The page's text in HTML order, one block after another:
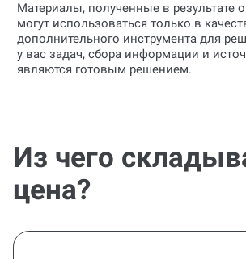
Материалы, полученные в результате
могут использоваться только в
дополнительного инструмента для
у вас задач, сбора информации и
являются готовым решением.
Из чего
цена?